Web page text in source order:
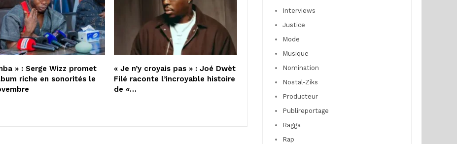
» : Serge Wizz promet
riche en sonorités le
« Je n’y croyais pas » : Joé Dwèt
Filé raconte l’incroyable histoire
de «…
Interviews
Justice
Mode
Musique
Nomination
Nostal-Ziks
Producteur
Publireportage
Ragga
Rap